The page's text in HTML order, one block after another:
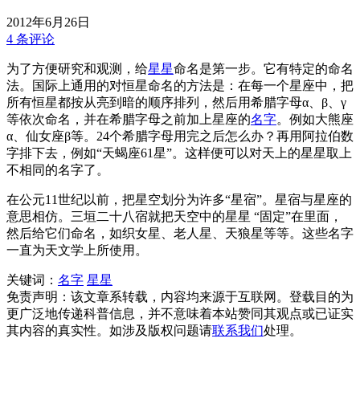
2012年6月26日
4 条评论
为了方便研究和观测，给星星命名是第一步。它有特定的命名
法。国际上通用的对恒星命名的方法是：在每一个星座中，把
所有恒星都按从亮到暗的顺序排列，然后用希腊字母α、β、γ
等依次命名，并在希腊字母之前加上星座的名字。例如大熊座
α、仙女座β等。24个希腊字母用完之后怎么办？再用阿拉伯数
字排下去，例如“天蝎座61星”。这样便可以对天上的星星取上
不相同的名字了。
在公元11世纪以前，把星空划分为许多“星宿”。星宿与星座的
意思相仿。三垣二十八宿就把天空中的星星 “固定”在里面，
然后给它们命名，如织女星、老人星、天狼星等等。这些名字
一直为天文学上所使用。
关键词： 名字 星星
免责声明：该文章系转载，内容均来源于互联网。登载目的为
更广泛地传递科普信息，并不意味着本站赞同其观点或已证实
其内容的真实性。如涉及版权问题请联系我们处理。